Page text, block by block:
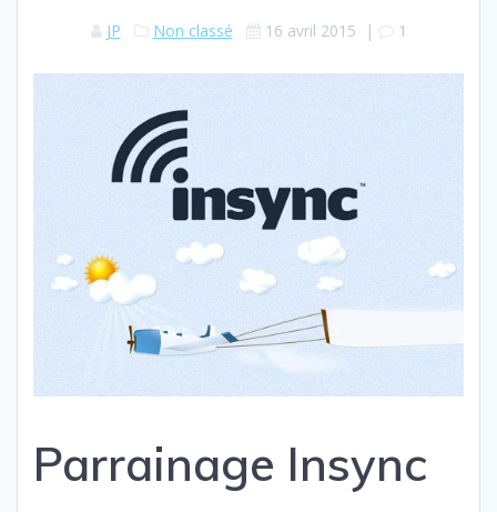
JP Non classé 16 avril 2015 | 1
Parrainage Insync